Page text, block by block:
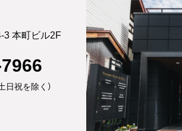
3 本町ビル2F
日祝を除く）